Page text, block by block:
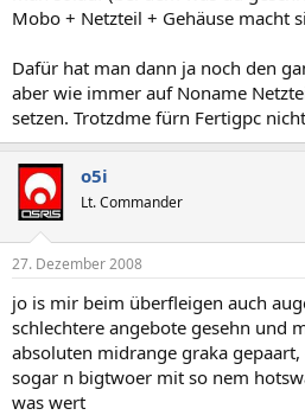
Mobo + Netzteil + Gehäuse macht
Dafür hat man dann ja noch den
aber wie immer auf Noname
setzen. Trotzdme fürn Fertigpc
o5i
Lt. Commander
27. Dezember 2008
jo is mir beim überfleigen auch
schlechtere angebote gesehn und
absoluten midrange graka
sogar n bigtwoer mit so nem
was wert